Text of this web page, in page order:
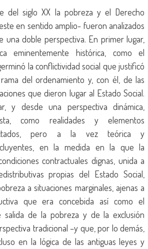
del siglo XX la pobreza y el Derecho
en sentido amplio- fueron analizados
una doble perspectiva. En primer lugar,
eminentemente histórica, como el
la conflictividad social que justificó
del ordenamiento y, con él, de las
que dieron lugar al Estado Social.
y desde una perspectiva dinámica,
como realidades y elementos
pero a la vez teórica y
en la medida en la que la
contractuales dignas, unida a
propias del Estado Social,
a situaciones marginales, ajenas a
que era concebida así como el
salida de la pobreza y de la exclusión
tradicional –y que, por lo demás,
en la lógica de las antiguas leyes y